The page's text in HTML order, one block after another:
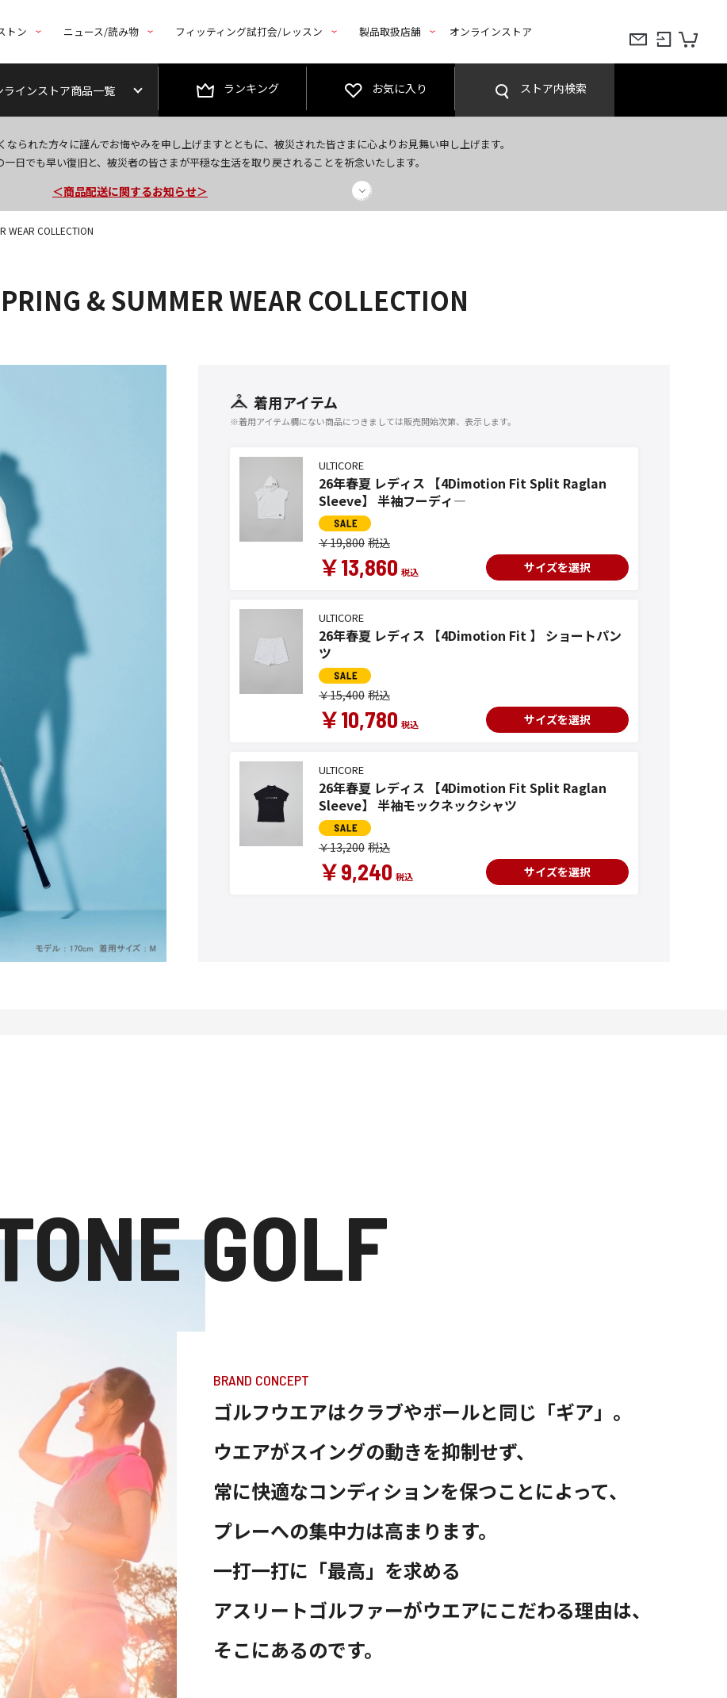
トン ニュース/読み物 フィッティング試打会/レッスン 製品取扱店舗 オンラインストア
ラインストア商品一覧 ランキング お気に入り ストア内検索
なられた方々に謹んでお悔やみを申し上げますとともに、被災された皆さまに心よりお見舞い申し上げます。
一日でも早い復旧と、被災者の皆さまが平穏な生活を取り戻されることを祈念いたします。
今なら新規会員登録で1,000円OFFクーポンプレゼント！
＜商品配送に関するお知らせ＞
＜夏季休暇中のご注文・発送・お問い合わせ＞
WEAR COLLECTION
& SUMMER WEAR COLLECTION
着用アイテム
※着用アイテム欄にない商品につきましては販売開始次第、表示します。
ULTICORE
26年春夏 レディス 【4Dimotion Fit Split Raglan
Sleeve】 半袖フーディ―
￥19,800
￥13,860 サイズを選択
ULTICORE
26年春夏 レディス 【4Dimotion Fit 】 ショートパン
ツ
￥15,400
￥10,780 サイズを選択
ULTICORE
26年春夏 レディス 【4Dimotion Fit Split Raglan
Sleeve】 半袖モックネックシャツ
￥13,200
￥9,240 サイズを選択
GOLF
BRAND CONCEPT
ゴルフウエアはクラブやボールと同じ「ギア」。
ウエアがスイングの動きを抑制せず、
常に快適なコンディションを保つことによって、
プレーへの集中力は高まります。
一打一打に「最高」を求める
アスリートゴルファーがウエアにこだわる理由は、
そこにあるのです。